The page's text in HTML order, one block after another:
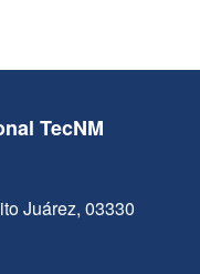
TecNM
Juárez, 03330